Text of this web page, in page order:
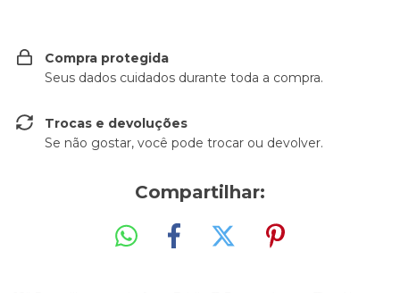
Compra protegida
Seus dados cuidados durante toda a compra.
Trocas e devoluções
Se não gostar, você pode trocar ou devolver.
Compartilhar: